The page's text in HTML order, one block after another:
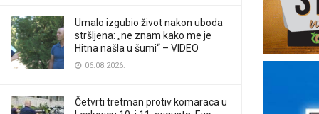
Umalo izgubio život nakon uboda
stršljena: „ne znam kako me je
Hitna našla u šumi“ – VIDEO
06.08.2026.
Četvrti tretman protiv komaraca u